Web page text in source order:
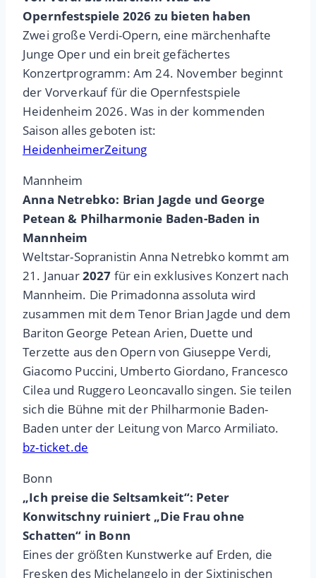
Opernfestspiele 2026 zu bieten haben
Zwei große Verdi-Opern, eine märchenhafte
Junge Oper und ein breit gefächertes
Konzertprogramm: Am 24. November beginnt
der Vorverkauf für die Opernfestspiele
Heidenheim 2026. Was in der kommenden
Saison alles geboten ist:
HeidenheimerZeitung
Mannheim
Anna Netrebko: Brian Jagde und George
Petean & Philharmonie Baden-Baden in
Mannheim
Weltstar-Sopranistin Anna Netrebko kommt am
21. Januar2027 für ein exklusives Konzert nach
Mannheim. Die Primadonna assoluta wird
zusammen mit dem Tenor Brian Jagde und dem
Bariton George Petean Arien, Duette und
Terzette aus den Opern von Giuseppe Verdi,
Giacomo Puccini, Umberto Giordano, Francesco
Cilea und Ruggero Leoncavallo singen. Sie teilen
sich die Bühne mit der Philharmonie Baden-
Baden unter der Leitung von Marco Armiliato.
bz-ticket.de
Bonn
„Ich preise die Seltsamkeit“: Peter
Konwitschny ruiniert „Die Frau ohne
Schatten“ in Bonn
Eines der größten Kunstwerke auf Erden, die
Fresken des Michelangelo in der Sixtinischen